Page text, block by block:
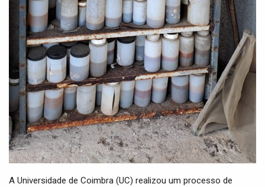
A Universidade de Coimbra (UC) realizou um processo de